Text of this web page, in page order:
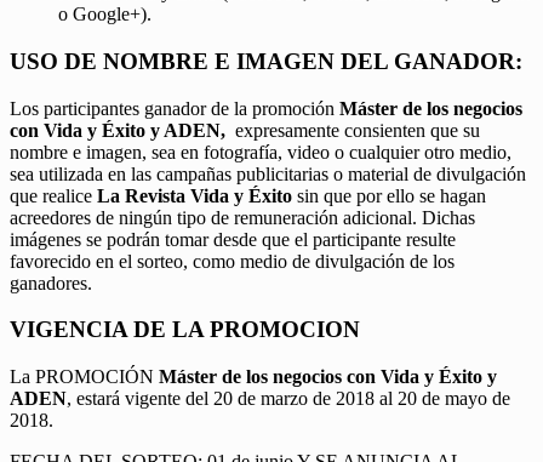
o Google+).
USO DE NOMBRE E IMAGEN DEL GANADOR:
Los participantes ganador de la promoción Máster de los negocios
con Vida y Éxito y ADEN, expresamente consienten que su
nombre e imagen, sea en fotografía, video o cualquier otro medio,
sea utilizada en las campañas publicitarias o material de divulgación
que realice La Revista Vida y Éxito sin que por ello se hagan
acreedores de ningún tipo de remuneración adicional. Dichas
imágenes se podrán tomar desde que el participante resulte
favorecido en el sorteo, como medio de divulgación de los
ganadores.
VIGENCIA DE LA PROMOCION
La PROMOCIÓN Máster de los negocios con Vida y Éxito y
ADEN, estará vigente del 20 de marzo de 2018 al 20 de mayo de
2018.